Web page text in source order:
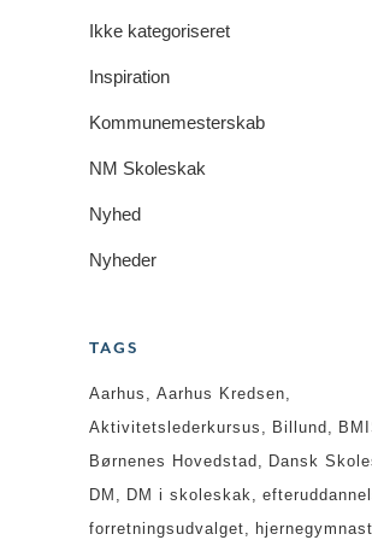
Ikke kategoriseret
Inspiration
Kommunemesterskab
NM Skoleskak
Nyhed
Nyheder
TAGS
Aarhus
Aarhus Kredsen
Aktivitetslederkursus
Billund
Børnenes Hovedstad
Dansk
DM
DM i skoleskak
forretningsudvalget